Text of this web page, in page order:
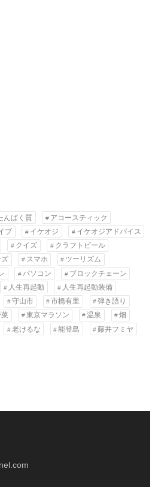
んぱく質
アコースティック
ブ イケオジ
イケオジアドバイス
クイズ
クラフトビール
スマホ
ツーリズム
パソコン
ブロックチェーン
人生再起動
人生再起動装備
守山市 市橋有里
弾き語り
東京マラソン 温泉
畑
老けるな 能登島
藤井フミヤ